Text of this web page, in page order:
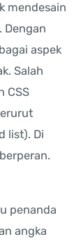
mendesain
Dengan
aspek
Salah
CSS
list). Di
berperan.
penanda
angka